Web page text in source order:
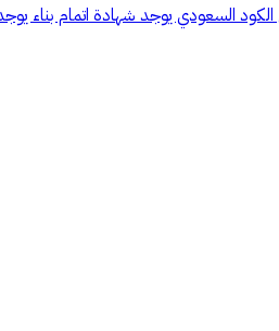
مخطط الإسكان مساحة الارض 750.54 الواجهة شرقية البناء شخصي وعلى